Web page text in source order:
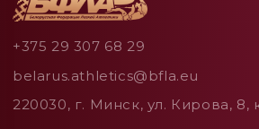
+375 29 307 68 29
belarus.athletics@bfla.eu
220030, г. Минск, ул. Кирова, 8,